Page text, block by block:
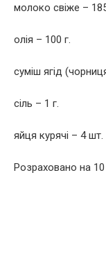
молоко свіже –
олія – 100 г.
суміш ягід
сіль – 1 г.
яйця курячі – 4 шт.
Розраховано на 10